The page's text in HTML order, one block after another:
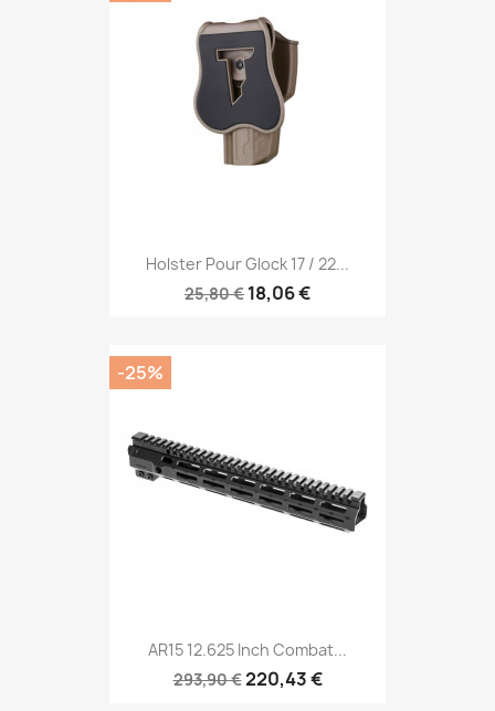
Holster Pour Glock 17 / 22...
25,80 € 18,06 €
AR15 12.625 Inch Combat...
293,90 €220,43 €
-25%